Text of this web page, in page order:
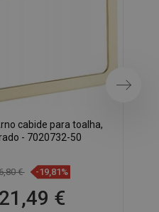
cabide para toalha,
- 7020732-50
€ -19,81%
21,49 €
Próximo